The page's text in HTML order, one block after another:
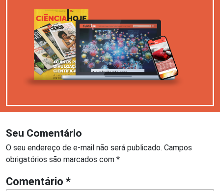
Seu Comentário
O seu endereço de e-mail não será publicado. Campos
obrigatórios são marcados com *
Comentário *